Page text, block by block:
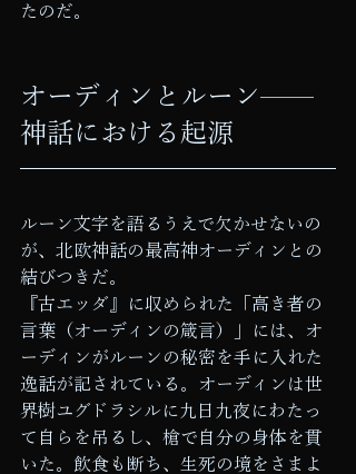
たのだ。
オーディンとルーン——
神話における起源
ルーン文字を語るうえで欠かせないの
が、北欧神話の最高神オーディンとの
結びつきだ。
『古エッダ』に収められた「高き者の
言葉（オーディンの箴言）」には、オ
ーディンがルーンの秘密を手に入れた
逸話が記されている。オーディンは世
界樹ユグドラシルに九日九夜にわたっ
て自らを吊るし、槍で自分の身体を貫
いた。飲食も断ち、生死の境をさまよ